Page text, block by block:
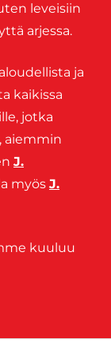
leveisiin
arjessa.
ja
kaikissa
jotka
aiemmin
J.
myös J.
kuuluu